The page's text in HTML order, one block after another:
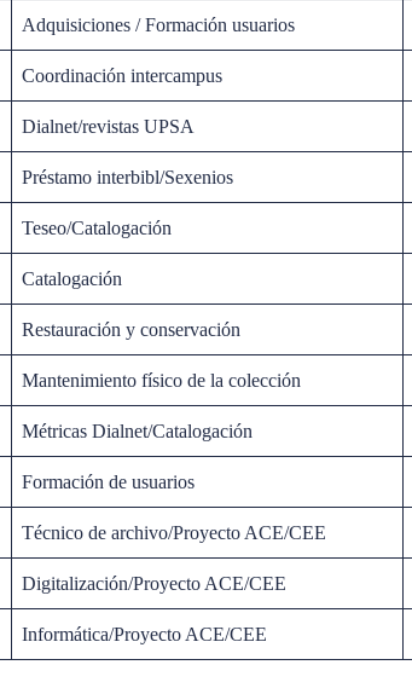
Adquisiciones / Formación usuarios
Coordinación intercampus
Dialnet/revistas UPSA
Préstamo interbibl/Sexenios
Teseo/Catalogación
Catalogación
Restauración y conservación
Mantenimiento físico de la colección
Métricas Dialnet/Catalogación
Formación de usuarios
Técnico de archivo/Proyecto ACE/CEE
Digitalización/Proyecto ACE/CEE
Informática/Proyecto ACE/CEE